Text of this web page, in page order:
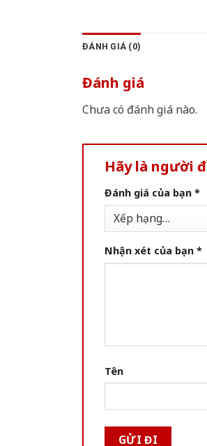
ĐÁNH GIÁ (0)
Đánh giá
Chưa có đánh giá nào.
Hãy là người
Đánh giá của bạn *
Nhận xét của bạn *
Tên